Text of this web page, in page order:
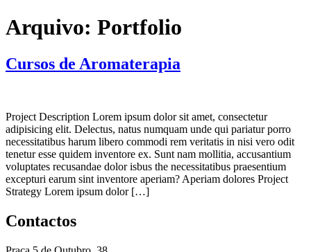
Arquivo: Portfolio
Cursos de Aromaterapia
Project Description Lorem ipsum dolor sit amet, consectetur
adipisicing elit. Delectus, natus numquam unde qui pariatur porro
necessitatibus harum libero commodi rem veritatis in nisi vero odit
tenetur esse quidem inventore ex. Sunt nam mollitia, accusantium
voluptates recusandae dolor isbus the necessitatibus praesentium
excepturi earum sint inventore aperiam? Aperiam dolores Project
Strategy Lorem ipsum dolor […]
Contactos